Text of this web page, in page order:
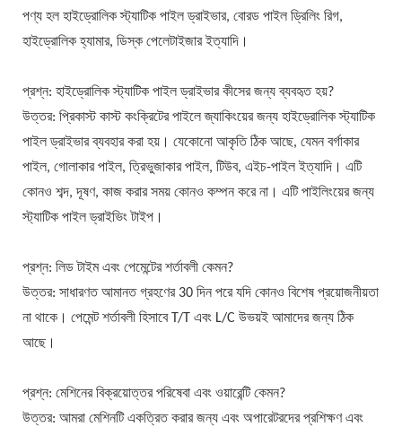
পণ্য হল হাইড্রোলিক স্ট্যাটিক পাইল ড্রাইভার, বোরড পাইল ড্রিলিং রিগ,
হাইড্রোলিক হ্যামার, ডিস্ক পেলেটাইজার ইত্যাদি।
প্রশ্ন: হাইড্রোলিক স্ট্যাটিক পাইল ড্রাইভার কীসের জন্য ব্যবহৃত হয়?
উত্তর: প্রিকাস্ট কাস্ট কংক্রিটের পাইলে জ্যাকিংয়ের জন্য হাইড্রোলিক স্ট্যাটিক
পাইল ড্রাইভার ব্যবহার করা হয়। যেকোনো আকৃতি ঠিক আছে, যেমন বর্গাকার
পাইল, গোলাকার পাইল, ত্রিভুজাকার পাইল, টিউব, এইচ-পাইল ইত্যাদি। এটি
কোনও শব্দ, দূষণ, কাজ করার সময় কোনও কম্পন করে না। এটি পাইলিংয়ের জন্য
স্ট্যাটিক পাইল ড্রাইভিং টাইপ।
প্রশ্ন: লিড টাইম এবং পেমেন্টের শর্তাবলী কেমন?
উত্তর: সাধারণত আমানত গ্রহণের 30 দিন পরে যদি কোনও বিশেষ প্রয়োজনীয়তা
না থাকে। পেমেন্ট শর্তাবলী হিসাবে T/T এবং L/C উভয়ই আমাদের জন্য ঠিক
আছে।
প্রশ্ন: মেশিনের বিক্রয়োত্তর পরিষেবা এবং ওয়ারেন্টি কেমন?
উত্তর: আমরা মেশিনটি একত্রিত করার জন্য এবং অপারেটরদের প্রশিক্ষণ এবং